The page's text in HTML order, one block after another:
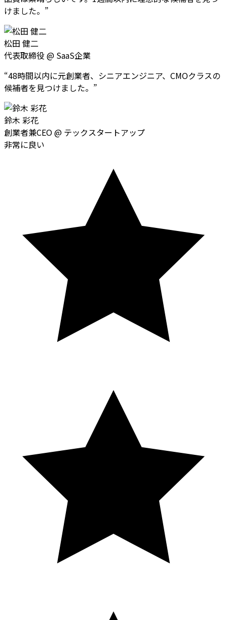
けました。 ”
松田 健二
代表取締役 @ SaaS企業
“48時間以内に元創業者、シニアエンジニア、CMOクラスの
候補者を見つけました。 ”
鈴木 彩花
創業者兼CEO@ テックスタートアップ
非常に良い